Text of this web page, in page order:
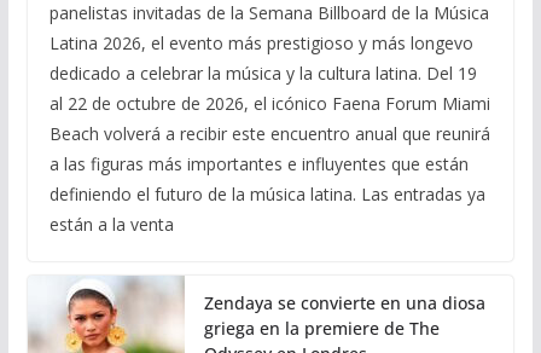
panelistas invitadas de la Semana Billboard de la Música
Latina 2026, el evento más prestigioso y más longevo
dedicado a celebrar la música y la cultura latina. Del 19
al 22 de octubre de 2026, el icónico Faena Forum Miami
Beach volverá a recibir este encuentro anual que reunirá
a las figuras más importantes e influyentes que están
definiendo el futuro de la música latina. Las entradas ya
están a la venta
Zendaya se convierte en una diosa
griega en la premiere de The